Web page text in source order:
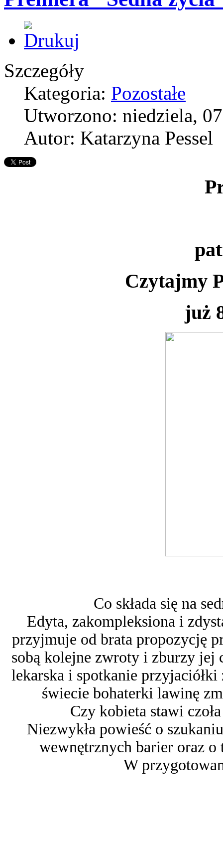
Szczegóły
Kategoria: Pozostałe
Utworzono: niedziela,
Autor: Katarzyna Pessel
Czytajmy
już
Co składa się na
Edyta, zakompleksiona i
przyjmuje od brata propozycję
sobą kolejne zwroty i zburzy jej
lekarska i spotkanie
świecie bohaterki lawinę
Czy kobieta stawi
Niezwykła powieść o
wewnętrznych barier oraz
W